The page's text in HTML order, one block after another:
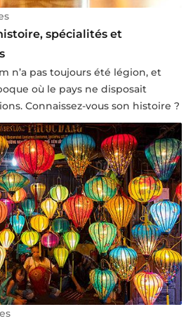
spécialités et
n’a pas toujours été légion, et
où le pays ne disposait
Connaissez-vous son histoire ?